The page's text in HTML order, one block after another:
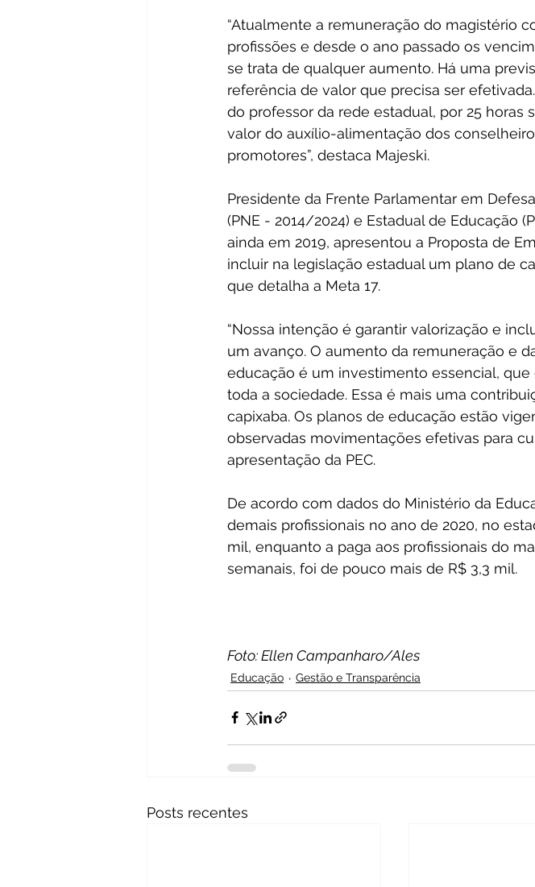
“Atualmente a remuneração do magistério
profissões e desde o ano passado os
se trata de qualquer aumento. Há uma
referência de valor que precisa ser
do professor da rede estadual, por 25 horas
valor do auxílio-alimentação dos
promotores”, destaca Majeski.
Presidente da Frente Parlamentar em
(PNE - 2014/2024) e Estadual de Educação
ainda em 2019, apresentou a Proposta de
incluir na legislação estadual um plano de
que detalha a Meta 17.
“Nossa intenção é garantir valorização e
um avanço. O aumento da remuneração e
educação é um investimento essencial,
toda a sociedade. Essa é mais uma
capixaba. Os planos de educação estão
observadas movimentações efetivas para
apresentação da PEC.
De acordo com dados do Ministério da
demais profissionais no ano de 2020, no
mil, enquanto a paga aos profissionais do
semanais, foi de pouco mais de R$ 3,3 mil.
Foto: Ellen Campanharo/Ales
Educação Gestão e Transparência
Posts recentes